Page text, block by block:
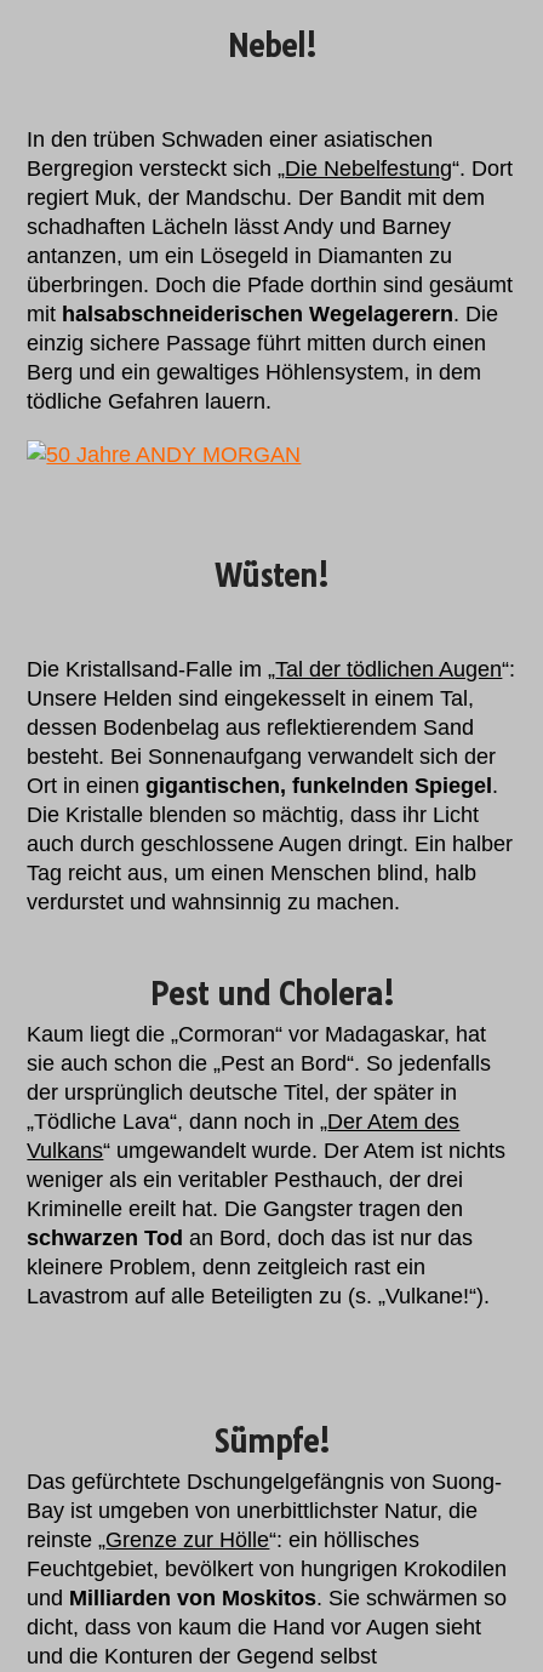
Nebel!
In den trüben Schwaden einer asiatischen
Bergregion versteckt sich „Die Nebelfestung“. Dort
regiert Muk, der Mandschu. Der Bandit mit dem
schadhaften Lächeln lässt Andy und Barney
antanzen, um ein Lösegeld in Diamanten zu
überbringen. Doch die Pfade dorthin sind gesäumt
mit halsabschneiderischen Wegelagerern. Die
einzig sichere Passage führt mitten durch einen
Berg und ein gewaltiges Höhlensystem, in dem
tödliche Gefahren lauern.
Wüsten!
Die Kristallsand-Falle im „Tal der tödlichen Augen“:
Unsere Helden sind eingekesselt in einem Tal,
dessen Bodenbelag aus reflektierendem Sand
besteht. Bei Sonnenaufgang verwandelt sich der
Ort in einengigantischen, funkelnden Spiegel .
Die Kristalle blenden so mächtig, dass ihr Licht
auch durch geschlossene Augen dringt. Ein halber
Tag reicht aus, um einen Menschen blind, halb
verdurstet und wahnsinnig zu machen.
Pest und Cholera!
Kaum liegt die „Cormoran“ vor Madagaskar, hat
sie auch schon die „Pest an Bord“. So jedenfalls
der ursprünglich deutsche Titel, der später in
„Tödliche Lava“, dann noch in „Der Atem des
Vulkans“ umgewandelt wurde. Der Atem ist nichts
weniger als ein veritabler Pesthauch, der drei
Kriminelle ereilt hat. Die Gangster tragen den
schwarzen Tod an Bord, doch das ist nur das
kleinere Problem, denn zeitgleich rast ein
Lavastrom auf alle Beteiligten zu (s. „Vulkane!“).
Sümpfe!
Das gefürchtete Dschungelgefängnis von Suong-
Bay ist umgeben von unerbittlichster Natur, die
reinste „Grenze zur Hölle“: ein höllisches
Feuchtgebiet, bevölkert von hungrigen Krokodilen
und Milliarden von Moskitos. Sie schwärmen so
dicht, dass von kaum die Hand vor Augen sieht
und die Konturen der Gegend selbst